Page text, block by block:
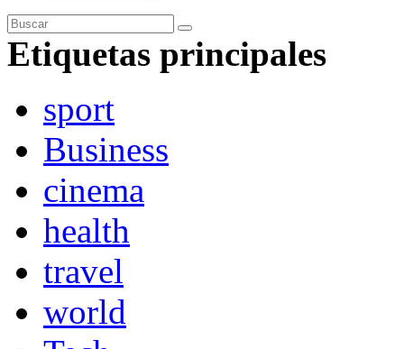
Etiquetas principales
sport
Business
cinema
health
travel
world